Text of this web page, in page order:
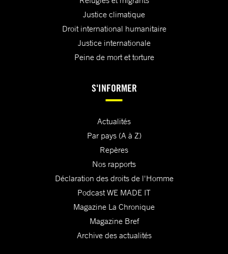
Justice climatique
Droit international humanitaire
Justice internationale
Peine de mort et torture
S'INFORMER
Actualités
Par pays (A à Z)
Repères
Nos rapports
Déclaration des droits de l'Homme
Podcast WE MADE IT
Magazine La Chronique
Magazine Bref
Archive des actualités